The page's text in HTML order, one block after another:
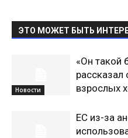
ЭТО МОЖЕТ БЫТЬ
Новости
«Он такой
рассказал
взрослых
ЕС из-за